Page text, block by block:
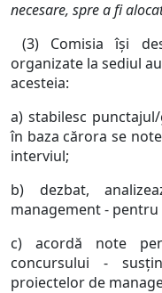
necesare, spre a fi
(3) Comisia îşi
organizate la sediul
acesteia:
a) stabilesc
în baza cărora se
interviul;
b) dezbat,
management -
c) acordă note
concursului -
proiectelor de